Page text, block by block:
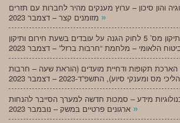
והון סיכון – ערוץ מענקים מהיר לחברות עם תזרים
»
מעו”דכן יחסי עבודה – תיקון מס’ 5 לחוק הגנה על עובדים בשעת חירום ותיקון
הארכת תקופות ודחיית מועדים (הוראת שעה – חרבות
מידע – סמכות חדשה למערך הסייבר להנחות
»